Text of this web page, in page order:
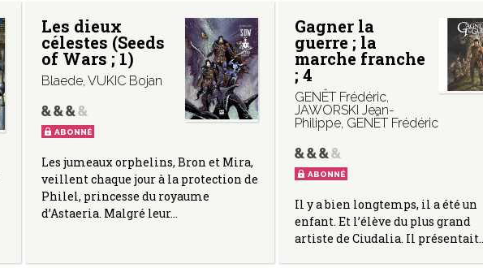
Les dieux
célestes (Seeds
of Wars ; 1)
Blaede, VUKIC Bojan
ABONNÉ
Les jumeaux orphelins, Bron et Mira,
veillent chaque jour à la protection de
Philel, princesse du royaume
d’Astaeria. Malgré leur…
Gagner la
guerre ; la
marche franche
; 4
GENÊT Frédéric,
JAWORSKI Jean-
Philippe, GENÊT Frédéric
ABONNÉ
Il y a bien longtemps, il a été un
enfant. Et l’élève du plus grand
artiste de Ciudalia. Il